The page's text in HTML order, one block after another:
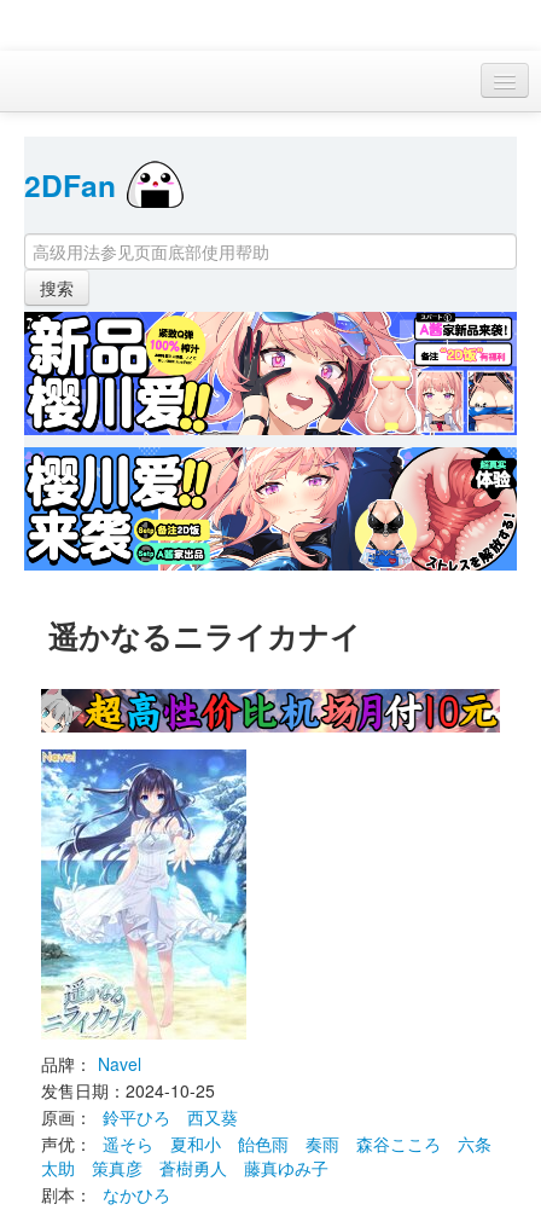
首页
找游戏
下资源
目录
本月新作
站内动态
小组
KF Online
2DFan
遥かなるニライカナイ
品牌： Navel
发售日期：2024-10-25
原画：
鈴平ひろ
西又葵
声优：
遥そら 夏和小 飴色雨 奏雨 森谷こころ
六条
太助
策真彦 蒼樹勇人
藤真ゆみ子
剧本：
なかひろ